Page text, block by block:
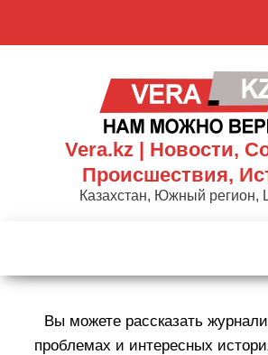
Vera.kz | Новости,
Происшествия,
Казахстан, Южный регион,
Вы можете рассказать
проблемах и интересных